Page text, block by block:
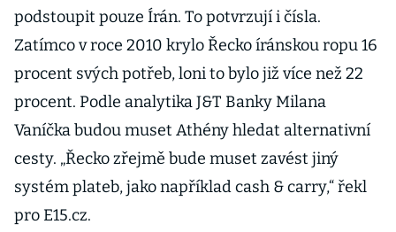
podstoupit pouze Írán. To potvrzují i čísla.
Zatímco v roce 2010 krylo Řecko íránskou ropu 16
procent svých potřeb, loni to bylo již více než 22
procent. Podle analytika J&T Banky Milana
Vaníčka budou muset Athény hledat alternativní
cesty. „Řecko zřejmě bude muset zavést jiný
systém plateb, jako například cash & carry,“ řekl
pro E15.cz.